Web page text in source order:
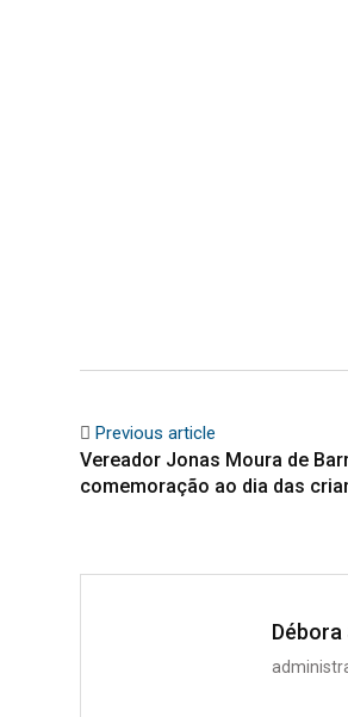
Previous article
Vereador Jonas Moura de
comemoração ao dia das
Débora